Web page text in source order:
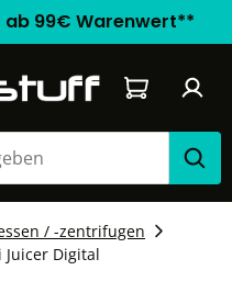
99€ Warenwert**
Warenkorb
/ -zentrifugen
Digital